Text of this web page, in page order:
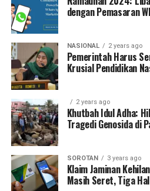
dengan Pemasaran
NASIONAL 2 years ago
Pemerintah Harus
Krusial Pendidikan
2 years ago
Khutbah Idul Adha:
Tragedi Genosida di
SOROTAN 3 years ago
Klaim Jaminan
Masih Seret, Tiga